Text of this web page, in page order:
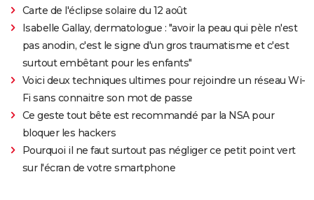
Carte de l'éclipse solaire du 12 août
Isabelle Gallay, dermatologue : "avoir la peau qui pèle n'est
pas anodin, c'est le signe d'un gros traumatisme et c'est
surtout embêtant pour les enfants"
Voici deux techniques ultimes pour rejoindre un réseau Wi-
Fi sans connaitre son mot de passe
Ce geste tout bête est recommandé par la NSA pour
bloquer les hackers
Pourquoi il ne faut surtout pas négliger ce petit point vert
sur l'écran de votre smartphone